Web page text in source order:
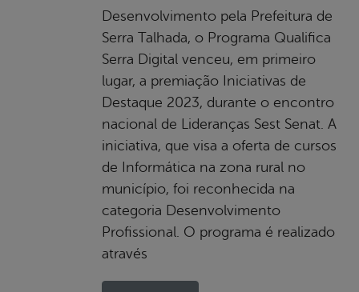
Desenvolvimento pela Prefeitura de
Serra Talhada, o Programa Qualifica
Serra Digital venceu, em primeiro
lugar, a premiação Iniciativas de
Destaque 2023, durante o encontro
nacional de Lideranças Sest Senat. A
iniciativa, que visa a oferta de cursos
de Informática na zona rural no
município, foi reconhecida na
categoria Desenvolvimento
Profissional. O programa é realizado
através